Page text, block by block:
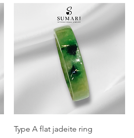
快速瀏覽
Type A flat jadeite ring